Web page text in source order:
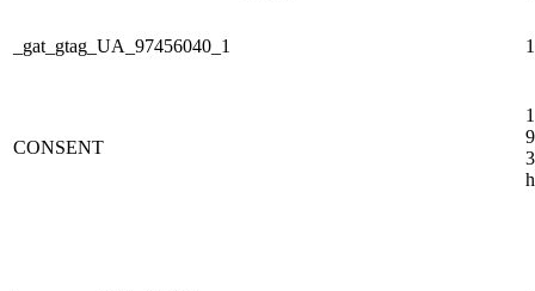
_gat_gtag_UA_97456040_1
CONSENT